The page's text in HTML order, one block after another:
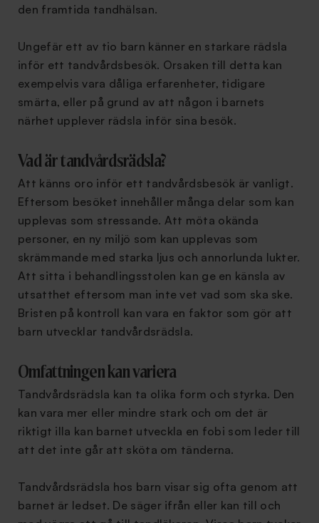
den framtida tandhälsan.
Ungefär ett av tio barn känner en starkare rädsla
inför ett tandvårdsbesök. Orsaken till detta kan
exempelvis vara dåliga erfarenheter, tidigare
smärta, eller på grund av att någon i barnets
närhet upplever rädsla inför sina besök.
Vad är tandvårdsrädsla?
Att känns oro inför ett tandvårdsbesök är vanligt.
Eftersom besöket innehåller många delar som kan
upplevas som stressande. Att möta okända
personer, en ny miljö som kan upplevas som
skrämmande med starka ljus och annorlunda lukter.
Att sitta i behandlingsstolen kan ge en känsla av
utsatthet eftersom man inte vet vad som ska ske.
Bristen på kontroll kan vara en faktor som gör att
barn utvecklar tandvårdsrädsla.
Omfattningen kan variera
Tandvårdsrädsla kan ta olika form och styrka. Den
kan vara mer eller mindre stark och om det är
riktigt illa kan barnet utveckla en fobi som leder till
att det inte går att sköta om tänderna.
Tandvårdsrädsla hos barn visar sig ofta genom att
barnet är ledset. De säger ifrån eller kan till och